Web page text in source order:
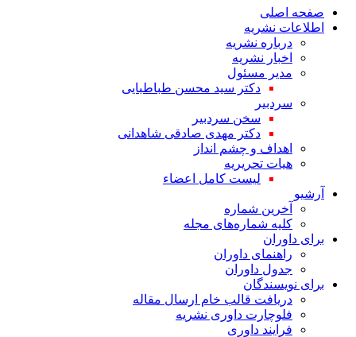
صفحه اصلی
اطلاعات نشریه
درباره نشریه
اخبار نشریه
مدیر مسئول
دکتر سید محسن طباطبایی
سردبیر
سخن سردبیر
دکتر مهدی صادقی شاهدانی
اهداف و چشم انداز
هیات تحریریه
لیست کامل اعضاء
آرشیو
آخرین شماره
کلیه شماره‌های مجله
برای داوران
راهنمای داوران
جدول داوران
برای نویسندگان
دریافت قالب خام ارسال مقاله
فلوچارت داوری نشریه
فرایند داوری